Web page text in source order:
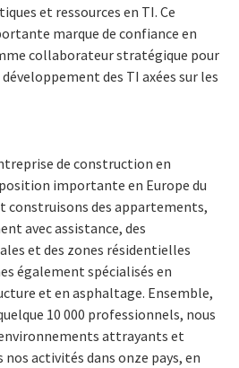
et ressources en TI. Ce
marque de confiance en
collaborateur stratégique pour
des TI axées sur les
de construction en
importante en Europe du
construisons des appartements,
avec assistance, des
et des zones résidentielles
également spécialisés en
et en asphaltage. Ensemble,
10 000 professionnels, nous
attrayants et
nos activités dans onze pays, en